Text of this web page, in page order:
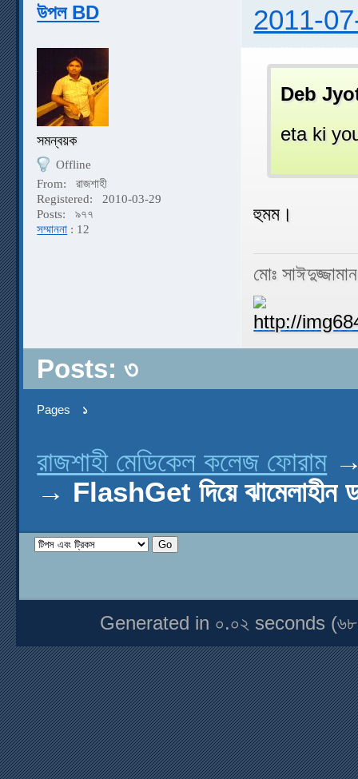
উপল BD 2011-
সমন্বয়ক
Offline
From:
রাজশাহী
Registered:
2010-03-29
Posts:
৯৭৭
সম্মাননা : 12
Deb
eta ki
হুমম।
মোঃ
Posts: ৩
Pages ১
রাজশাহী মেডিকেল কলেজ ফোরাম
→ FlashGet দিয়ে ঝামেলাহীন
Generated in ০.০২ seconds